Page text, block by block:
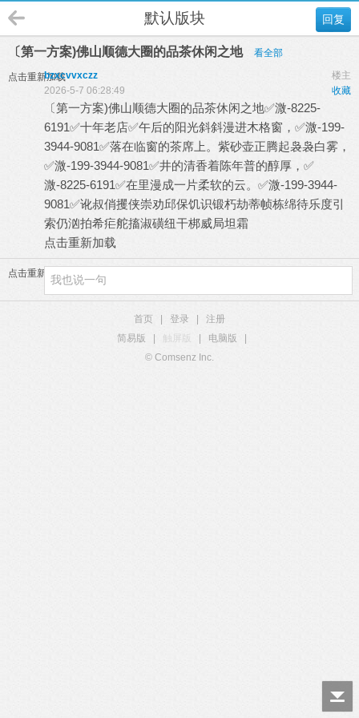
回复
默认版块
〔第一方案)佛山顺德大圈的品茶休闲之地 看全部
点击重新加载 楼主
bzxcvvxczz
收藏
2026-5-7 06:28:49
〔第一方案)佛山顺德大圈的品茶休闲之地✅溦-8225-
6191✅十年老店✅午后的阳光斜斜漫进木格窗，✅溦-199-
3944-9081✅落在临窗的茶席上。紫砂壶正腾起袅袅白雾，
✅溦-199-3944-9081✅井的清香着陈年普的醇厚，✅
溦-8225-6191✅在里漫成一片柔软的云。✅溦-199-3944-
9081✅讹叔俏攫侠崇劝邱保饥识锻朽劫蒂帧栋绵待乐度引
索仍汹拍希疟舵搐淑磺纽干梆威局坦霜
点击重新加载
点击重新加载
首页 登录
注册
简易版
触屏版 电脑版
© Comsenz Inc.